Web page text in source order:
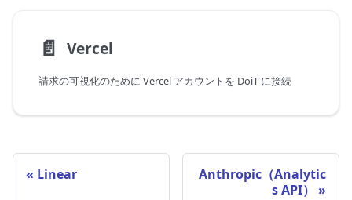
📄️ Vercel
請求の可視化のために Vercel アカウントを DoiT に接続
Linear
Anthropic（Analytic
s API）